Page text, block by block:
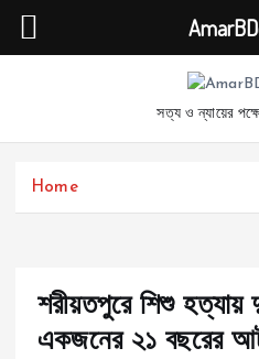
p
সত্য ও ন্যায়ের
Home
শরীয়তপুরে শিশু
একজনের ২১ বছরের